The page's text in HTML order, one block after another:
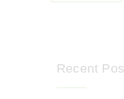
Recent